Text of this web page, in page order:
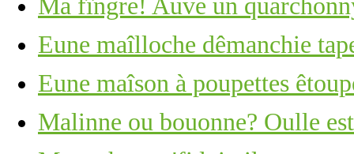
Ma fîngre! Auve un
Eune maîlloche dêmanchie
Eune maîson à poupettes
Malinne ou bouonne? Oulle